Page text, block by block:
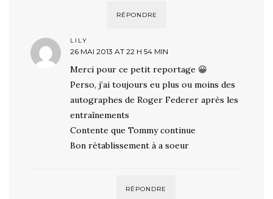
RÉPONDRE
LILY
26 MAI 2013 AT 22 H 54 MIN
Merci pour ce petit reportage 😀
Perso, j’ai toujours eu plus ou moins des
autographes de Roger Federer après les
entraînements
Contente que Tommy continue
Bon rétablissement à a soeur
RÉPONDRE